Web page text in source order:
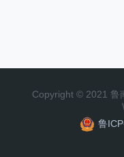
Copyright © 2021 鲁
鲁